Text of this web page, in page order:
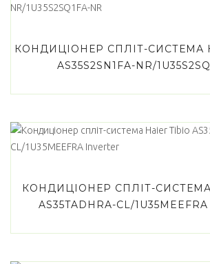
КОНДИЦІОНЕР СПЛІТ-СИСТЕМА
AS35S2SN1FA-NR/
КОНДИЦІОНЕР СПЛІТ-СИСТЕМА
AS35TADHRA-CL/